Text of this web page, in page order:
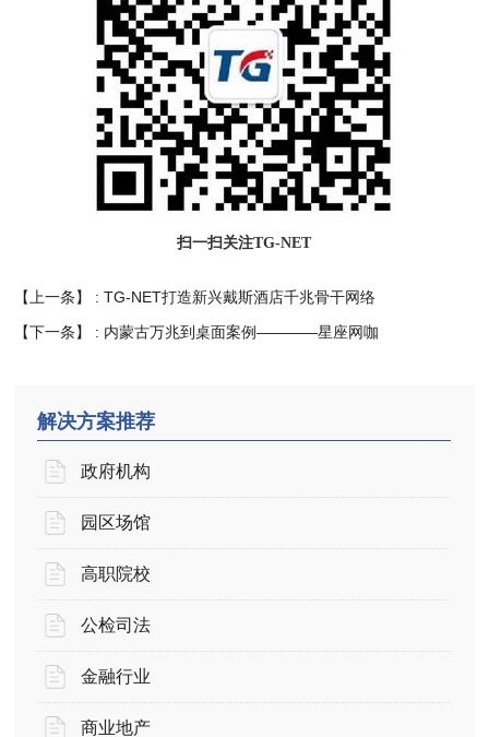
扫一扫关注TG-NET
【上一条】 :TG-NET打造新兴戴斯酒店千兆骨干网络
【下一条】 : 内蒙古万兆到桌面案例————星座网咖
解决方案推荐
政府机构
园区场馆
高职院校
公检司法
金融行业
商业地产